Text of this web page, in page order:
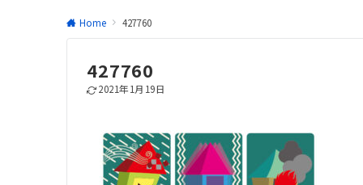
Home 427760
427760
2021年1月19日